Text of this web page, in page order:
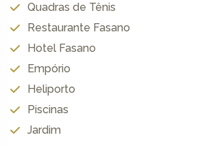
Quadras de Tênis
Restaurante Fasano
Hotel Fasano
Empório
Heliporto
Piscinas
Jardim